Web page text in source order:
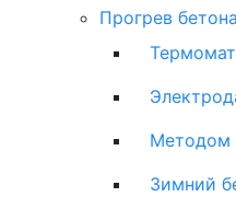
Прогрев
Методом
Зимний